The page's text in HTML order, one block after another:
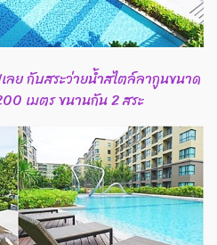
ย กับสระว่ายน้ำสไตล์ลากูนขนาด
เมตร ขนานกัน 2 สระ